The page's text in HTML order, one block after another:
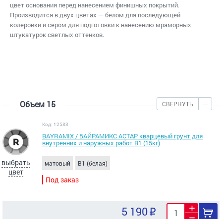
цвет основания перед нанесением финишных покрытий.
Производится в двух цветах — белом для последующей
колеровки и сером для подготовки к нанесению мраморных
штукатурок светлых оттенков.
Объем 15 СВЕРНУТЬ
выбрать
цвет
Код: 12583
BAYRAMIX / БАЙРАМИКС АСТАР кварцевый грунт для
внутренних и наружных работ В1 (15кг)
матовый B1 (белая)
Под заказ
5 190